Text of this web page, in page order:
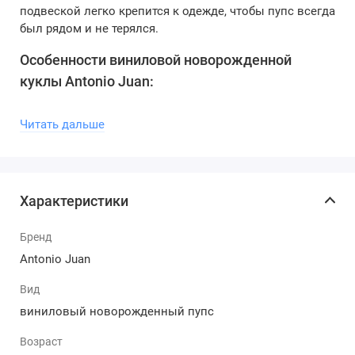
подвеской легко крепится к одежде, чтобы пупс всегда
был рядом и не терялся.
Особенности виниловой новорожденной
куклы Antonio Juan:
материалы и ручная проработка деталей.
легко вращаются, обеспечивая реалистичные
фирменное клеймо Antonio Juan.
Бренд Antonio Juan — это более чем 60 лет традиций,
кукол, которые поражают своей реалистичностью и
Читать дальше
Характеристики
Бренд
Antonio Juan
Вид
виниловый новорожденный пупс
Возраст